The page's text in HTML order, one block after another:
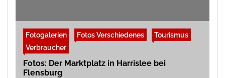
Fotogalerien Fotos Verschiedenes
Tourismus
Verbraucher
Fotos: Der Marktplatz in Harrislee bei
Flensburg